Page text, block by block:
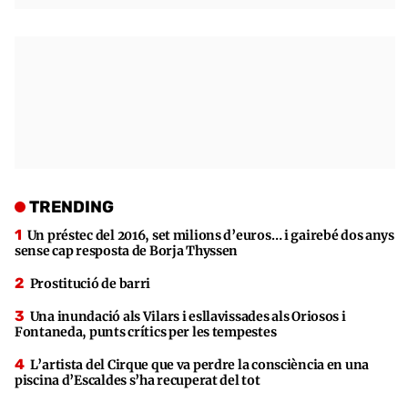
TRENDING
Un préstec del 2016, set milions d’euros… i gairebé dos anys
sense cap resposta de Borja Thyssen
Prostitució de barri
Una inundació als Vilars i esllavissades als Oriosos i
Fontaneda, punts crítics per les tempestes
L’artista del Cirque que va perdre la consciència en una
piscina d’Escaldes s’ha recuperat del tot